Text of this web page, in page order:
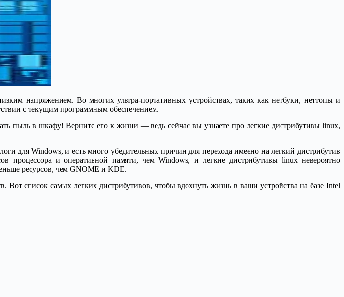
напряжением. Во многих ультра-портативных устройствах, таких как нетбуки, неттопы и
с текущим программным обеспечением.
пыль в шкафу! Верните его к жизни — ведь сейчас вы узнаете про легкие дистрибутивы linux,
для Windows, и есть много убедительных причин для перехода имеено на легкий дистрибутив
процессора и оперативной памяти, чем Windows, и легкие дистрибутивы linux невероятно
ресурсов, чем GNOME и KDE.
Вот список самых легких дистрибутивов, чтобы вдохнуть жизнь в ваши устройства на базе Intel